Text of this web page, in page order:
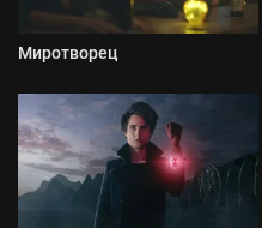
Миротворец